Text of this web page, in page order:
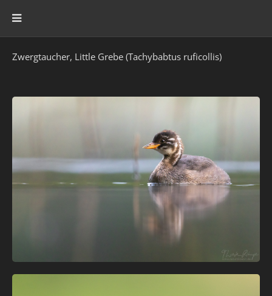
Zwergtaucher, Little Grebe (Tachybabtus ruficollis)